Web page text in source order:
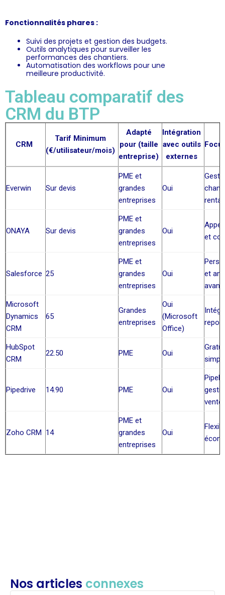
Fonctionnalités phares :
Suivi des projets et gestion des budgets.
Outils analytiques pour surveiller les
performances des chantiers.
Automatisation des workflows pour une
meilleure productivité.
Tableau comparatif des
CRM du BTP
CRM
Tarif Minimum
(€/utilisateur/mois)
Adapté
pour (taille
entreprise)
Intégration
avec outils
externes
Everwin Sur devis
PME et
grandes
entreprises
Oui
ONAYA Sur devis
PME et
grandes
entreprises
Oui
et
Salesforce 25
PME et
grandes
entreprises
Oui
et
Microsoft
Dynamics
CRM
65
Grandes
entreprises
Oui
(Microsoft
Office)
HubSpot
CRM
22.50 PME Oui
Pipedrive 14.90 PME Oui
Zoho CRM 14
PME et
grandes
entreprises
Oui
Nos articles connexes